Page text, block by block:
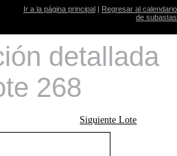
Ir a la página principal | Regresar al calendario
de subastas
detallada
268
Siguiente Lote